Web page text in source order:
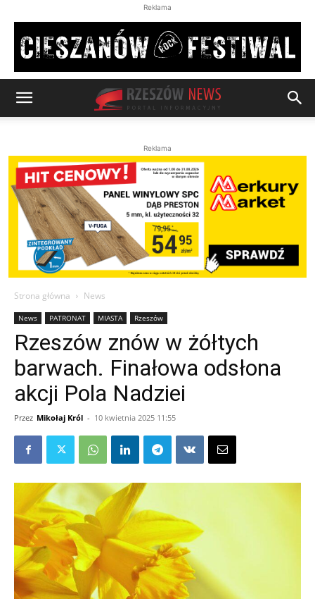
Reklama
Reklama
Strona główna News
News PATRONAT MIASTA Rzeszów
Rzeszów znów w żółtych
barwach. Finałowa odsłona
akcji Pola Nadziei
Przez Mikołaj Król - 10 kwietnia 2025 11:55